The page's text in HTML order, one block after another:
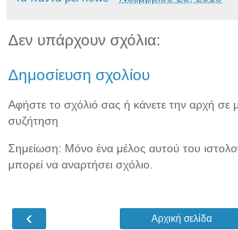
Δεν υπάρχουν σχόλια:
Δημοσίευση σχολίου
Αφήστε το σχόλιό σας ή κάνετε την αρχή σε
συζήτηση
Σημείωση: Μόνο ένα μέλος αυτού του
μπορεί να αναρτήσει σχόλιο.
‹ Αρχική σελίδα